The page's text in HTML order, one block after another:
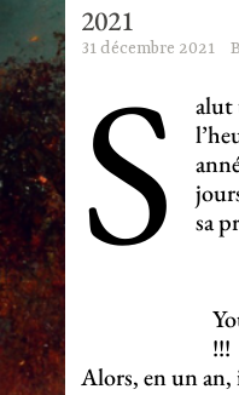
2021
31 décembre 2021
S
alut
sa
!!!
Alors, en un an,